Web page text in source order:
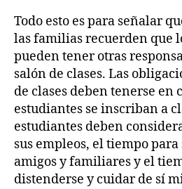
Todo esto es para señalar
las familias recuerden que
pueden tener otras
salón de clases. Las
de clases deben tenerse en
estudiantes se inscriban a
estudiantes deben
sus empleos, el tiempo
amigos y familiares y el
distenderse y cuidar de sí